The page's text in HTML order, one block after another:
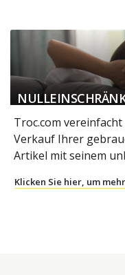
Troc.com
Verkauf Ihrer
Artikel mit seinem
Klicken Sie hier, um